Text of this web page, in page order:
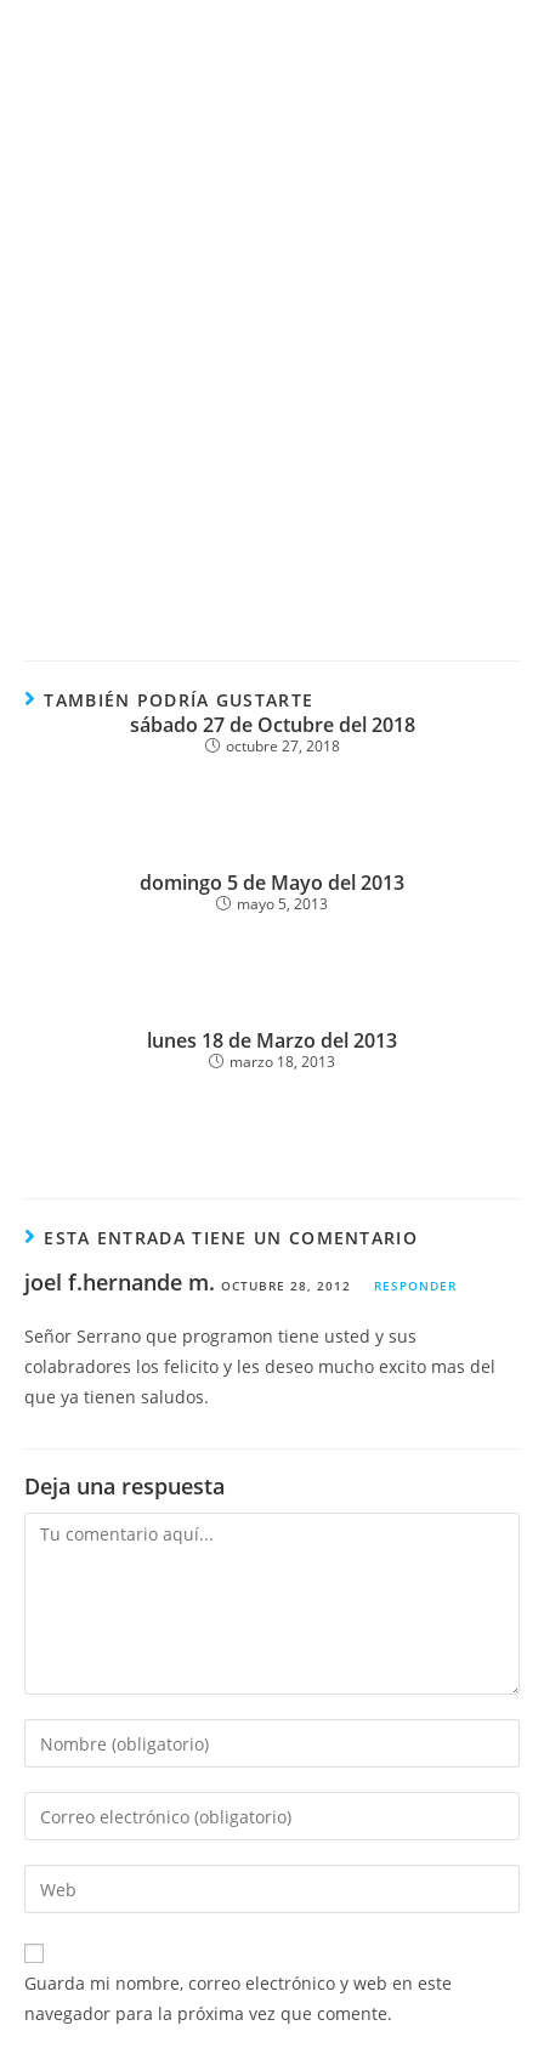
TAMBIÉN PODRÍA GUSTARTE
sábado 27 de Octubre del 2018
octubre 27, 2018
domingo 5 de Mayo del 2013
mayo 5, 2013
lunes 18 de Marzo del 2013
marzo 18, 2013
ESTA ENTRADA TIENE UN COMENTARIO
joel f.hernande m. OCTUBRE 28, 2012 RESPONDER
Señor Serrano que programon tiene usted y sus
colabradores los felicito y les deseo mucho excito mas del
que ya tienen saludos.
Deja una respuesta
Comentario
Introduce
tu
nombre
de
usuario
para
comentar
Introduce
tu
dirección
de
electrónico
para
comentar
Introduce
la
URL
de
Guarda mi nombre, correo electrónico y web en este
navegador para la próxima vez que comente.